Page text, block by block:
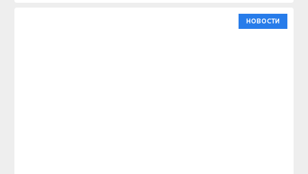
НОВОСТИ